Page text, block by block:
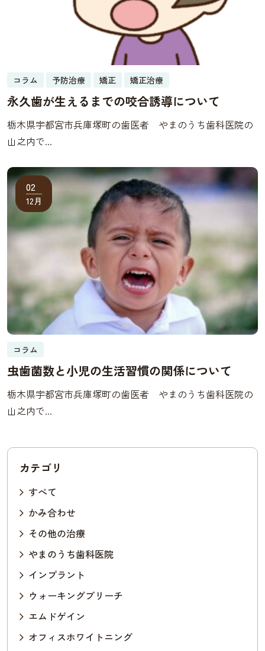
コラム 予防治療 矯正 矯正治療
永久歯が生えるまでの咬合誘導について
栃木県宇都宮市兵庫塚町の歯医者 やまのうち歯科医院の
山之内で...
02
12月
コラム
虫歯菌数と小児の生活習慣の関係について
栃木県宇都宮市兵庫塚町の歯医者 やまのうち歯科医院の
山之内で...
カテゴリ
すべて
かみ合わせ
その他の治療
やまのうち歯科医院
インプラント
ウォーキングブリーチ
エムドゲイン
オフィスホワイトニング